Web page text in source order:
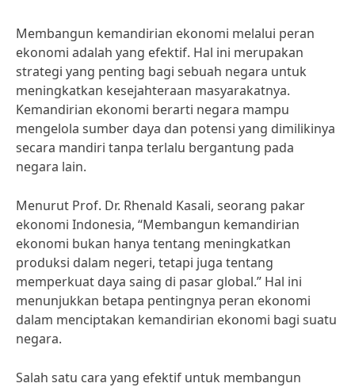
Membangun kemandirian ekonomi melalui peran
ekonomi adalah yang efektif. Hal ini merupakan
strategi yang penting bagi sebuah negara untuk
meningkatkan kesejahteraan masyarakatnya.
Kemandirian ekonomi berarti negara mampu
mengelola sumber daya dan potensi yang dimilikinya
secara mandiri tanpa terlalu bergantung pada
negara lain.
Menurut Prof. Dr. Rhenald Kasali, seorang pakar
ekonomi Indonesia, “Membangun kemandirian
ekonomi bukan hanya tentang meningkatkan
produksi dalam negeri, tetapi juga tentang
memperkuat daya saing di pasar global.” Hal ini
menunjukkan betapa pentingnya peran ekonomi
dalam menciptakan kemandirian ekonomi bagi suatu
negara.
Salah satu cara yang efektif untuk membangun